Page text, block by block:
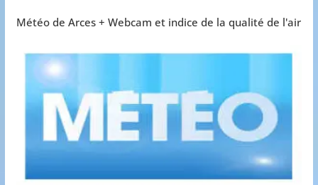
Météo de Arces + Webcam et indice de la qualité de l'air